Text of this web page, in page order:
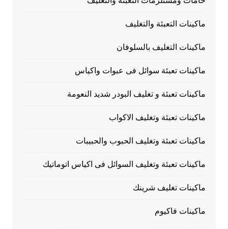
ماكينات التعبئة والتغليف
ماكينات التغليف بالسلوفان
ماكينات تعبئة سوائل فى عبوات واكياس
ماكينات تعبئة و تغليف البودر شديد النعومة
ماكينات تعبئة وتغليف الاكواب
ماكينات تعبئة وتغليف الحبوب والحبيبات
ماكينات تعبئة وتغليف السوائل فى اكياس اتوماتيك
ماكينات تغليف شرينك
ماكينات فاكيوم